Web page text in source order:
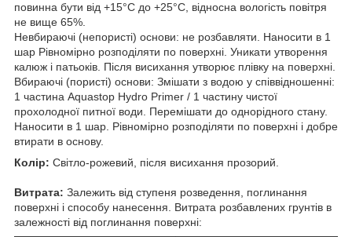
повинна бути від +15°С до +25°С, відносна вологість повітря
не вище 65%.
Невбираючі (непористі) основи: не розбавляти. Наносити в 1
шар Рівномірно розподіляти по поверхні. Уникати утворення
калюж і патьоків. Після висихання утворює плівку на поверхні.
Вбираючі (пористі) основи: Змішати з водою у співвідношенні:
1 частина Aquastop Hydro Primer / 1 частину чистої
прохолодної питної води. Перемішати до однорідного стану.
Наносити в 1 шар. Рівномірно розподіляти по поверхні і добре
втирати в основу.
Колір: Світло-рожевий, після висихання прозорий.
Витрата: Залежить від ступеня розведення, поглинання
поверхні і способу нанесення. Витрата розбавлених грунтів в
залежності від поглинання поверхні: